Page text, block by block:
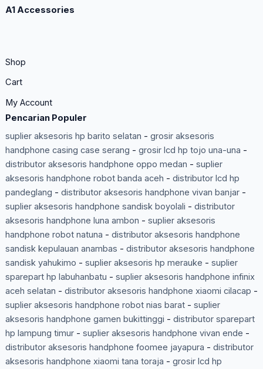
A1 Accessories
Shop
Cart
My Account
Pencarian Populer
suplier aksesoris hp barito selatan - grosir aksesoris
handphone casing case serang - grosir lcd hp tojo una-una -
distributor aksesoris handphone oppo medan - suplier
aksesoris handphone robot banda aceh - distributor lcd hp
pandeglang - distributor aksesoris handphone vivan banjar-
suplier aksesoris handphone sandisk boyolali - distributor
aksesoris handphone luna ambon - suplier aksesoris
handphone robot natuna - distributor aksesoris handphone
sandisk kepulauan anambas - distributor aksesoris handphone
sandisk yahukimo - suplier aksesoris hp merauke - suplier
sparepart hp labuhanbatu - suplier aksesoris handphone infinix
aceh selatan - distributor aksesoris handphone xiaomi cilacap -
suplier aksesoris handphone robot nias barat- suplier
aksesoris handphone gamen bukittinggi - distributor sparepart
hp lampung timur- suplier aksesoris handphone vivan ende -
distributor aksesoris handphone foomee jayapura - distributor
aksesoris handphone xiaomi tana toraja - grosir lcd hp